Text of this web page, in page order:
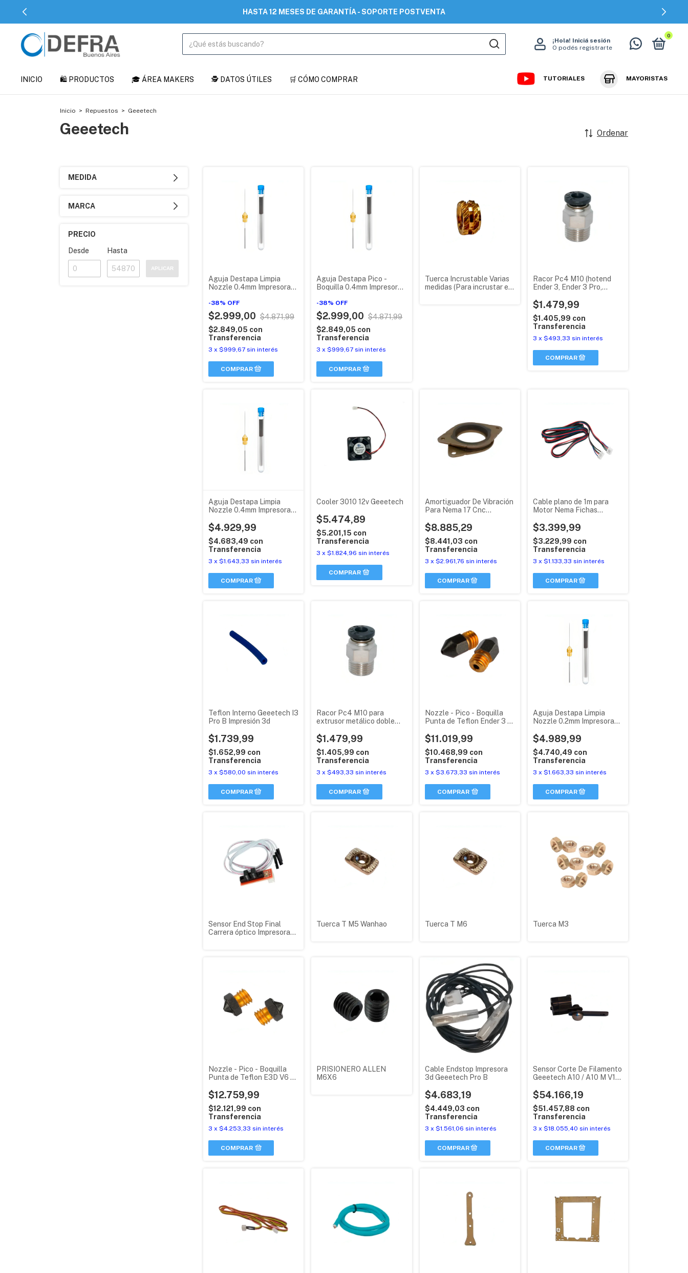
HASTA 12 MESES DE GARANTÍA - SOPORTE POSTVENTA
¡Hola! Iniciá sesión
O podés registrarte
0
INICIO 🛍️ PRODUCTOS 🎓 ÁREA MAKERS 🕵️ DATOS ÚTILES 🛒 CÓMO COMPRAR TUTORIALES MAYORISTAS
Inicio > Repuestos > Geeetech
Geeetech Ordenar
MEDIDA
MARCA
PRECIO
Desde
Hasta
APLICAR
Aguja Destapa Limpia
Nozzle 0.4mm Impresora
-38% OFF
$2.999,00 $4.871,99
$2.849,05 con
Transferencia
3 x $999,67 sin interés
Aguja Destapa Pico -
Boquilla 0.4mm Impresora
-38% OFF
$2.999,00 $4.871,99
$2.849,05 con
Transferencia
3 x$999,67 sin interés
Tuerca Incrustable Varias
medidas (Para incrustar en
Racor Pc4 M10 (hotend
Ender 3, Ender 3 Pro,
$1.479,99
$1.405,99 con
Transferencia
3 x $493,33 sin interés
Aguja Destapa Limpia
Nozzle 0.4mm Impresora
$4.929,99
$4.683,49 con
Transferencia
3 x $1.643,33 sin interés
Cooler 3010 12v Geeetech
$5.474,89
$5.201,15 con
Transferencia
3 x$1.824,96 sin interés
Amortiguador De Vibración
Para Nema 17 Cnc
$8.885,29
$8.441,03 con
Transferencia
3 x $2.961,76 sin interés
Cable plano de 1m para
Motor Nema Fichas
$3.399,99
$3.229,99 con
Transferencia
3 x $1.133,33 sin interés
Teflon Interno Geeetech I3
Pro B Impresión 3d
$1.739,99
$1.652,99 con
Transferencia
3 x $580,00 sin interés
Racor Pc4 M10 para
extrusor metálico doble
$1.479,99
$1.405,99 con
Transferencia
3 x$493,33 sin interés
Nozzle - Pico - Boquilla
Punta de Teflon Ender 3 -
$11.019,99
$10.468,99 con
Transferencia
3 x $3.673,33 sin interés
COMPRAR
Aguja Destapa Limpia
Nozzle 0.2mm Impresora
$4.989,99
$4.740,49 con
Transferencia
3 x $1.663,33 sin interés
Sensor End Stop Final
Carrera óptico Impresora
Tuerca T M5 Wanhao Tuerca T M6 Tuerca M3
Nozzle - Pico - Boquilla
Punta de Teflon E3D V6 -
$12.759,99
$12.121,99 con
Transferencia
3 x $4.253,33 sin interés
COMPRAR
PRISIONERO ALLEN
M6X6
Cable Endstop Impresora
3d Geeetech Pro B
$4.683,19
$4.449,03 con
Transferencia
3 x $1.561,06 sin interés
Sensor Corte De Filamento
Geeetech A10 / A10 M V1
$54.166,19
$51.457,88 con
Transferencia
3 x $18.055,40 sin interés